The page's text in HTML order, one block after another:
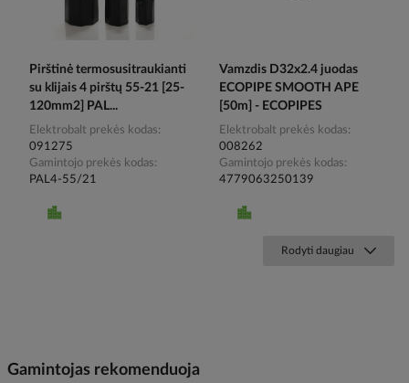
Pirštinė termosusitraukianti
su klijais 4 pirštų 55-21 [25-
120mm2] PAL...
Elektrobalt prekės kodas
091275
Gamintojo prekės kodas
PAL4-55/21
Vamzdis D32x2.4 juodas
ECOPIPE SMOOTH APE
[50m] - ECOPIPES
Elektrobalt prekės kodas
008262
Gamintojo prekės kodas
4779063250139
Rodyti daugiau
Gamintojas rekomenduoja